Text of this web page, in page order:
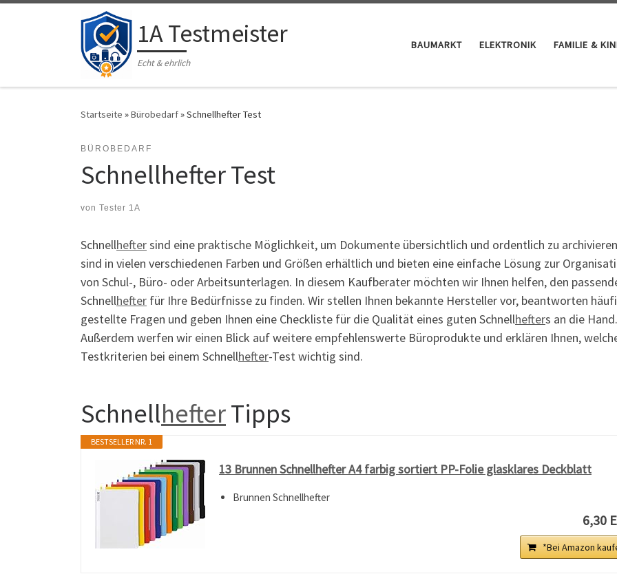
Zum Inhalt springen 1A Testmeister
Echt & ehrlich
BAUMARKT ELEKTRONIK FAMILIE &
Startseite »Bürobedarf»Schnellhefter Test
BÜROBEDARF
Schnellhefter Test
von Tester 1A
Schnellheftersind eine praktische Möglichkeit, um Dokumente übersichtlich und ordentlich zu
sind in vielen verschiedenen Farben und Größen erhältlich und bieten eine einfache Lösung zur
von Schul-, Büro- oder Arbeitsunterlagen. In diesem Kaufberater möchten wir Ihnen helfen, den
Schnellhefter für Ihre Bedürfnisse zu finden. Wir stellen Ihnen bekannte Hersteller vor, beantworten
gestellte Fragen und geben Ihnen eine Checkliste für die Qualität eines guten Schnellhefters an die Hand.
Außerdem werfen wir einen Blick auf weitere empfehlenswerte Büroprodukte und erklären Ihnen,
Testkriterien bei einem Schnellhefter-Test wichtig sind.
SchnellhefterTipps
BESTSELLER NR. 1
13 Brunnen Schnellhefter A4 farbig sortiert PP-Folie glasklares Deckblatt
Brunnen Schnellhefter
6,30
*Bei Amazon